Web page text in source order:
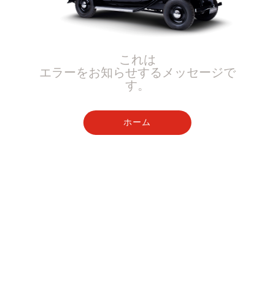
これは
エラーをお知らせするメッセージで
す。
ホーム